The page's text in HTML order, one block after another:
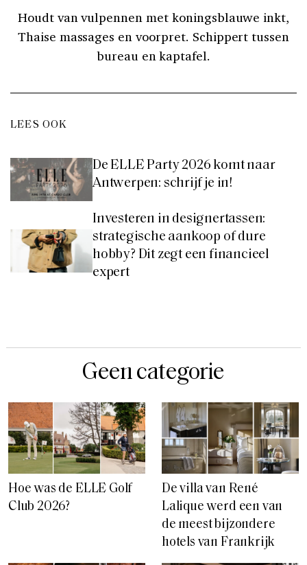
Houdt van vulpennen met koningsblauwe inkt,
Thaise massages en voorpret. Schippert tussen
bureau en kaptafel.
LEES OOK
De ELLE Party 2026 komt naar
Antwerpen: schrijf je in!
Investeren in designertassen:
strategische aankoop of dure
hobby? Dit zegt een financieel
expert
Geen categorie
Hoe was de ELLE Golf
Club 2026?
De villa van René
Lalique werd een van
de meest bijzondere
hotels van Frankrijk